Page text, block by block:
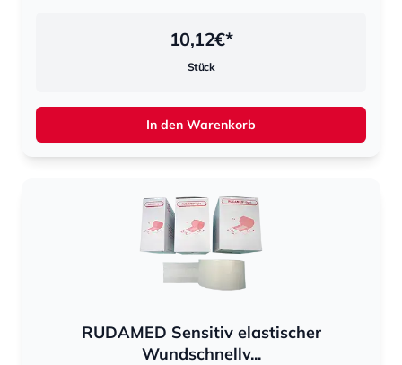
10,12€*
Stück
In den Warenkorb
RUDAMED Sensitiv elastischer
Wundschnellv...